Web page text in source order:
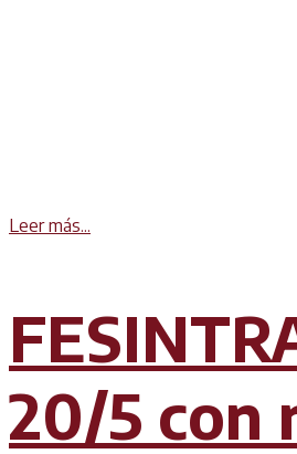
Leer más...
20/5 con